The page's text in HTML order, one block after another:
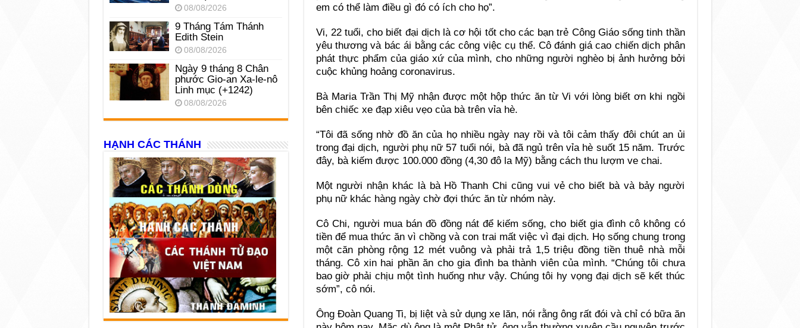
em có thể làm điều gì đó có ích cho họ”.
Vi, 22 tuổi, cho biết đại dịch là cơ hội tốt cho các bạn trẻ Công Giáo sống tinh thần
yêu thương và bác ái bằng các công việc cụ thể. Cô đánh giá cao chiến dịch phân
phát thực phẩm của giáo xứ của mình, cho những người nghèo bị ảnh hưởng bởi
cuộc khủng hoảng coronavirus.
Bà Maria Trần Thị Mỹ nhận được một hộp thức ăn từ Vi với lòng biết ơn khi ngồi
bên chiếc xe đạp xiêu vẹo của bà trên vỉa hè.
“Tôi đã sống nhờ đồ ăn của họ nhiều ngày nay rồi và tôi cảm thấy đôi chút an ủi
trong đại dịch, người phụ nữ 57 tuổi nói, bà đã ngủ trên vỉa hè suốt 15 năm. Trước
đây, bà kiếm được 100.000 đồng (4,30 đô la Mỹ) bằng cách thu lượm ve chai.
Một người nhận khác là bà Hồ Thanh Chi cũng vui vẻ cho biết bà và bảy người
phụ nữ khác hàng ngày chờ đợi thức ăn từ nhóm này.
Cô Chi, người mua bán đồ đồng nát để kiếm sống, cho biết gia đình cô không có
tiền để mua thức ăn vì chồng và con trai mất việc vì đại dịch. Họ sống chung trong
một căn phòng rộng 12 mét vuông và phải trả 1,5 triệu đồng tiền thuê nhà mỗi
tháng. Cô xin hai phần ăn cho gia đình ba thành viên của mình. “Chúng tôi chưa
bao giờ phải chịu một tình huống như vậy. Chúng tôi hy vọng đại dịch sẽ kết thúc
sớm”, cô nói.
Ông Đoàn Quang Ti, bị liệt và sử dụng xe lăn, nói rằng ông rất đói và chỉ có bữa ăn
08/08/2026
9 Tháng Tám Thánh
Edith Stein
08/08/2026
Ngày 9 tháng 8 Chân
phước Gio-an Xa-le-nô
Linh mục (+1242)
08/08/2026
HẠNH CÁC THÁNH